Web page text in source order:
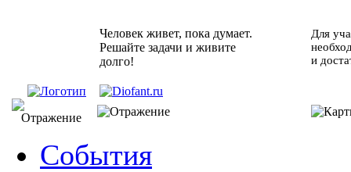
Человек живет, пока думает.
Решайте задачи и живите
долго!
Для
и
События